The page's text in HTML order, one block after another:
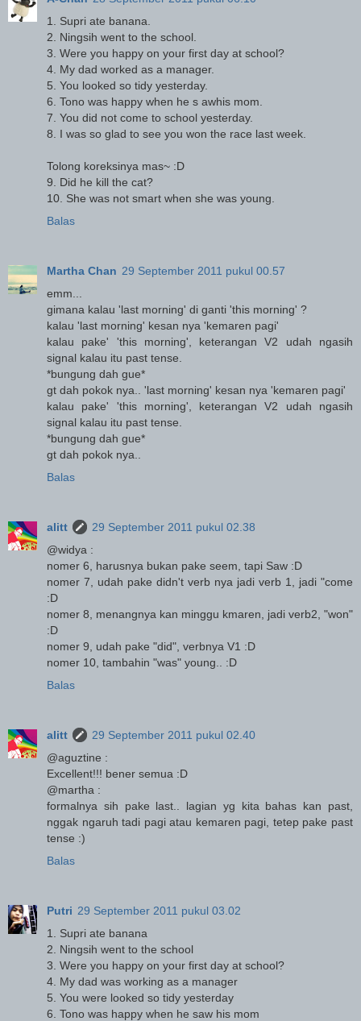
1. Supri ate banana.
2. Ningsih went to the school.
3. Were you happy on your first day at school?
4. My dad worked as a manager.
5. You looked so tidy yesterday.
6. Tono was happy when he s awhis mom.
7. You did not come to school yesterday.
8. I was so glad to see you won the race last week.
Tolong koreksinya mas~ :D
9. Did he kill the cat?
10. She was not smart when she was young.
Balas
Martha Chan 29 September 2011 pukul 00.57
emm...
gimana kalau 'last morning' di ganti 'this morning' ?
kalau 'last morning' kesan nya 'kemaren pagi'
kalau pake' 'this morning', keterangan V2 udah ngasih
signal kalau itu past tense.
*bungung dah gue*
gt dah pokok nya.. 'last morning' kesan nya 'kemaren pagi'
kalau pake' 'this morning', keterangan V2 udah ngasih
signal kalau itu past tense.
*bungung dah gue*
gt dah pokok nya..
Balas
alitt
29 September 2011 pukul 02.38
@widya :
nomer 6, harusnya bukan pake seem, tapi Saw :D
nomer 7, udah pake didn't verb nya jadi verb 1, jadi "come
:D
nomer 8, menangnya kan minggu kmaren, jadi verb2, "won"
:D
nomer 9, udah pake "did", verbnya V1 :D
nomer 10, tambahin "was" young.. :D
Balas
alitt
29 September 2011 pukul 02.40
@aguztine :
Excellent!!! bener semua :D
@martha :
formalnya sih pake last.. lagian yg kita bahas kan past,
nggak ngaruh tadi pagi atau kemaren pagi, tetep pake past
tense :)
Balas
Putri 29 September 2011 pukul 03.02
1. Supri ate banana
2. Ningsih went to the school
3. Were you happy on your first day at school?
4. My dad was working as a manager
5. You were looked so tidy yesterday
6. Tono was happy when he saw his mom